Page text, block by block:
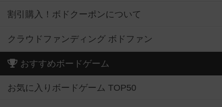
割引購入！ボドクーポンについて
クラウドファンディング ボドファン
おすすめボードゲーム
お気に入りボードゲーム TOP50